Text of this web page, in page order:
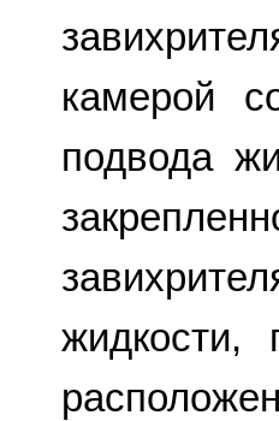
камерой
подвода
жидкости,